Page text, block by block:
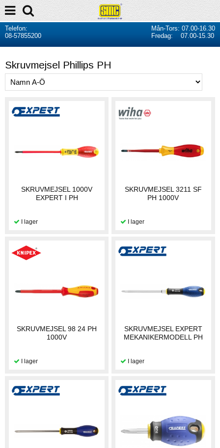
Telefon:
08-57855200
Mån-Tors: 07.00-16.30
Fredag: 07.00-15.30
Skruvmejsel Phillips PH
SKRUVMEJSEL 1000V
EXPERT I PH
SKRUVMEJSEL 3211 SF
PH 1000V
SKRUVMEJSEL 98 24 PH
1000V
SKRUVMEJSEL EXPERT
MEKANIKERMODELL PH